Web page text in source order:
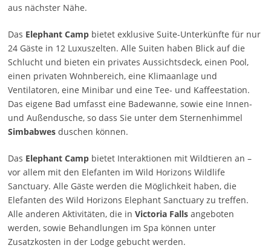
aus nächster Nähe.
Das Elephant Campbietet exklusive Suite-Unterkünfte für nur
24 Gäste in 12 Luxuszelten. Alle Suiten haben Blick auf die
Schlucht und bieten ein privates Aussichtsdeck, einen Pool,
einen privaten Wohnbereich, eine Klimaanlage und
Ventilatoren, eine Minibar und eine Tee- und Kaffeestation.
Das eigene Bad umfasst eine Badewanne, sowie eine Innen-
und Außendusche, so dass Sie unter dem Sternenhimmel
Simbabwesduschen können.
Das Elephant Campbietet Interaktionen mit Wildtieren an –
vor allem mit den Elefanten im Wild Horizons Wildlife
Sanctuary. Alle Gäste werden die Möglichkeit haben, die
Elefanten des Wild Horizons Elephant Sanctuary zu treffen.
Alle anderen Aktivitäten, die in Victoria Fallsangeboten
werden, sowie Behandlungen im Spa können unter
Zusatzkosten in der Lodge gebucht werden.